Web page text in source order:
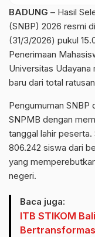
BADUNG – Hasil
(SNBP) 2026 resmi
(31/3/2026) pukul
Penerimaan
Universitas
baru dari total
Pengumuman SNBP
SNPMB dengan
tanggal lahir peserta.
806.242 siswa dari
yang
negeri.
Baca juga:
ITB STIKOM